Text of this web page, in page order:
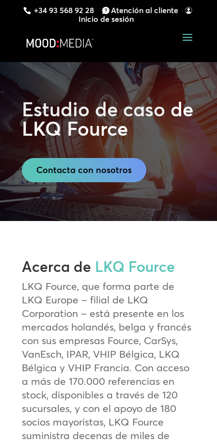
+34 93 568 92 28
Atención al cliente
Inicio de sesión
Estudio de caso de
LKQ Fource
Contacta con nosotros
Acerca de LKQ Fource
LKQ Fource, que forma parte de
LKQ Europe – filial de LKQ
Corporation – está presente en los
mercados holandés, belga y francés
con sus empresas Fource, CarSys,
VanEsch, IPAR, VHIP Bélgica, LKQ
Bélgica y VHIP Francia. Con acceso
a más de 170.000 referencias en
stock, disponibles a través de 120
sucursales, y con el apoyo de 180
socios mayoristas, LKQ Fource
suministra decenas de miles de